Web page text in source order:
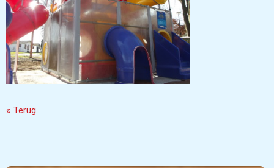
« Terug